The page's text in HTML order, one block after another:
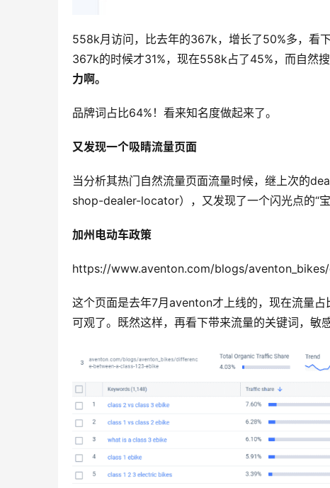
558k月访问，比去年的367k，增长了50%多，看
367k的时候才31%，现在558k占了45%，而自然
力啊。
品牌词占比64%！看来知名度做起来了。
又发现一个吸睛流量页面
当分析其热门自然流量页面流量时候，继上次
shop-dealer-locator），又发现了一个闪光点的“宝
加州电动车政策
https://www.aventon.com/blogs/
这个页面是去年7月aventon才上线的，现在流量
可观了。既然这样，再看下带来流量的关键词，敏